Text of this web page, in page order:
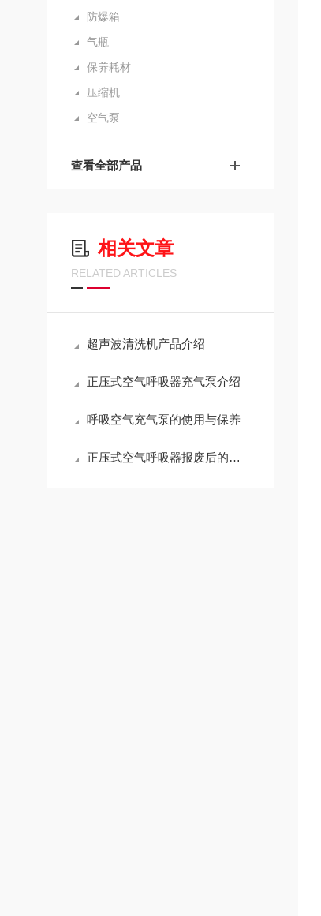
防爆箱
气瓶
保养耗材
压缩机
空气泵
查看全部产品
相关文章
RELATED ARTICLES
超声波清洗机产品介绍
正压式空气呼吸器充气泵介绍
呼吸空气充气泵的使用与保养
正压式空气呼吸器报废后的处理方法